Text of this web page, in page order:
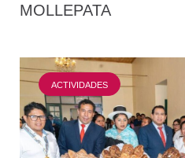
MOLLEPATA
ACTIVIDADES